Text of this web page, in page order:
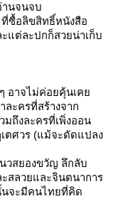
านจนจบ
ซื้อลิขสิทธิ์หนังสือ
แต่ละปกก็สวยน่าเก็บ
อาจไม่ค่อยคุ้นเค
ะครที่สร้างจาก
มถึงละครที่เพิ่งออน
ตศวร (แม้จะดัดแปลง
วสยองขวัญ ลึกลับ
สลวยและจินตนาการ
นจะมีคนไทยที่คิด